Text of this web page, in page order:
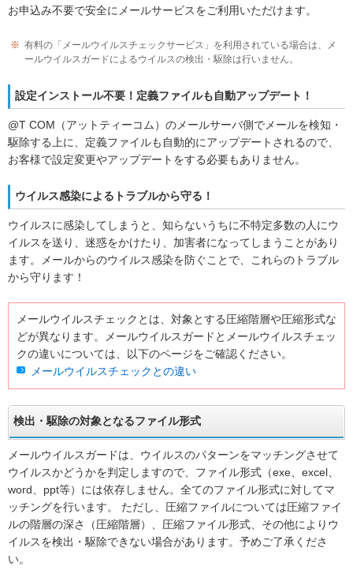
お申込み不要で安全にメールサービスをご利用いただけます。
※ 有料の「メールウイルスチェックサービス」を利用されている場合は、メ
ールウイルスガードによるウイルスの検出・駆除は行いません。
設定インストール不要！定義ファイルも自動アップデート！
@T COM（アットティーコム）のメールサーバ側でメールを検知・
駆除する上に、定義ファイルも自動的にアップデートされるので、
お客様で設定変更やアップデートをする必要もありません。
ウイルス感染によるトラブルから守る！
ウイルスに感染してしまうと、知らないうちに不特定多数の人にウ
イルスを送り、迷惑をかけたり、加害者になってしまうことがあり
ます。メールからのウイルス感染を防ぐことで、これらのトラブル
から守ります！
メールウイルスチェックとは、対象とする圧縮階層や圧縮形式な
どが異なります。メールウイルスガードとメールウイルスチェッ
クの違いについては、以下のページをご確認ください。
メールウイルスチェックとの違い
検出・駆除の対象となるファイル形式
メールウイルスガードは、ウイルスのパターンをマッチングさせて
ウイルスかどうかを判定しますので、ファイル形式（exe、excel、
word、ppt等）には依存しません。全てのファイル形式に対してマ
ッチングを行います。 ただし、圧縮ファイルについては圧縮ファイ
ルの階層の深さ（圧縮階層）、圧縮ファイル形式、その他によりウ
イルスを検出・駆除できない場合があります。予めご了承くださ
い。